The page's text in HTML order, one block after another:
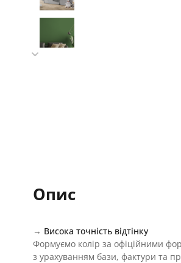
Опис
→ Висока точність відтінку
Формуємо колір за офіційними
з урахуванням бази, фактури та